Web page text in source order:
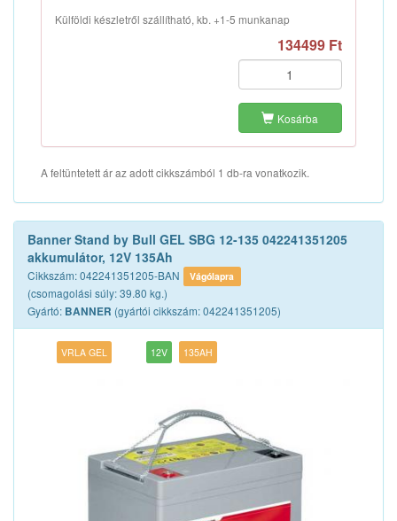
Külföldi készletről szállítható, kb. +1-5 munkanap
134499 Ft
Kosárba
A feltüntetett ár az adott cikkszámból 1 db-ra vonatkozik.
Banner Stand by Bull GEL SBG 12-135 042241351205
akkumulátor, 12V 135Ah
Cikkszám: 042241351205-BAN Vágólapra
(csomagolási súly: 39.80 kg.)
Gyártó: BANNER (gyártói cikkszám: 042241351205)
VRLA GEL 12V 135AH